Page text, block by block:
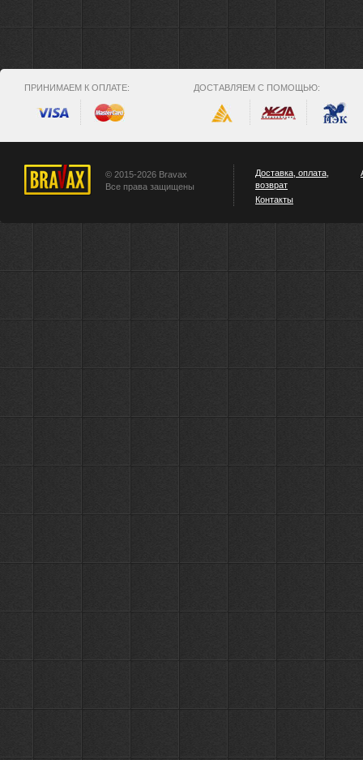
ПРИНИМАЕМ К ОПЛАТЕ: ДОСТАВЛЯЕМ С ПОМОЩЬЮ:
© 2015-2026 Bravax
Все права защищены
Доставка, оплата,
возврат
Контакты